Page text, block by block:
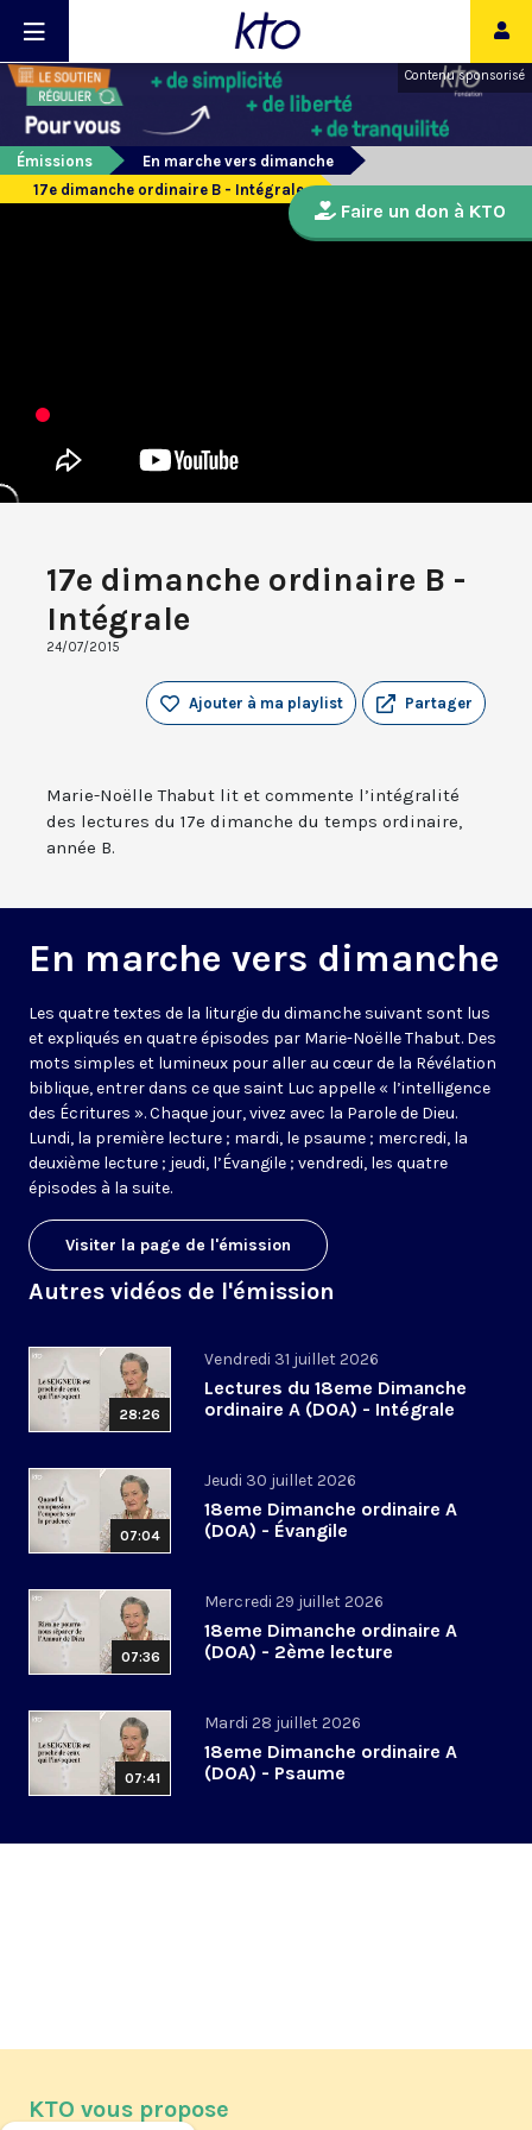
Contenu sponsorisé
Émissions
En marche vers dimanche
17e dimanche ordinaire B - Intégrale
17e dimanche ordinaire B -
Intégrale
24/07/2015
Partager
Ajouter à ma playlist
Marie-Noëlle Thabut lit et commente l’intégralité
des lectures du 17e dimanche du temps ordinaire,
année B.
En marche vers dimanche
Les quatre textes de la liturgie du dimanche suivant sont lus
et expliqués en quatre épisodes par Marie-Noëlle Thabut. Des
mots simples et lumineux pour aller au cœur de la Révélation
biblique, entrer dans ce que saint Luc appelle « l’intelligence
des Écritures ». Chaque jour, vivez avec la Parole de Dieu.
Lundi, la première lecture ; mardi, le psaume ; mercredi, la
deuxième lecture ; jeudi, l’Évangile ; vendredi, les quatre
épisodes à la suite.
Visiter la page de l'émission
Autres vidéos de l'émission
28:26
Vendredi 31 juillet 2026
Lectures du 18eme Dimanche
ordinaire A (DOA) - Intégrale
07:04
Jeudi 30 juillet 2026
18eme Dimanche ordinaire A
(DOA) - Évangile
07:36
Mercredi 29 juillet 2026
18eme Dimanche ordinaire A
(DOA) - 2ème lecture
07:41
Mardi 28 juillet 2026
18eme Dimanche ordinaire A
(DOA) - Psaume
Faire un don à KTO
KTO vous propose